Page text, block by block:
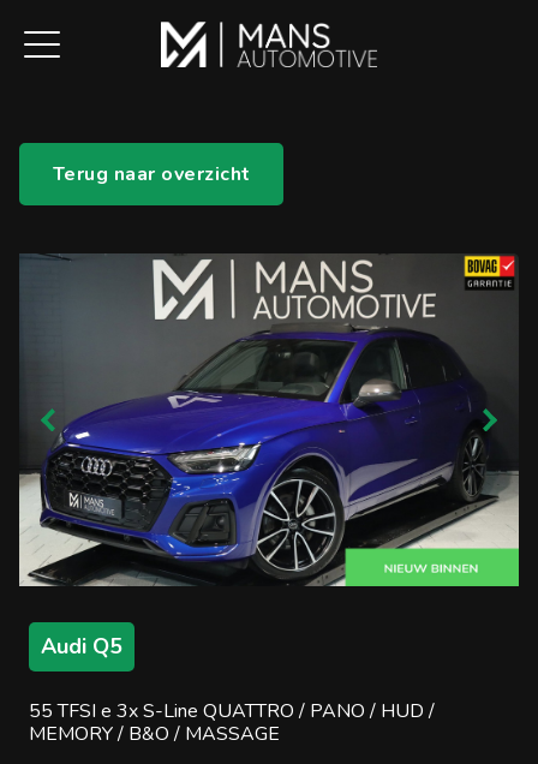
Terug naar overzicht
Audi Q5
55 TFSI e 3x S-Line QUATTRO / PANO / HUD /
MEMORY / B&O / MASSAGE